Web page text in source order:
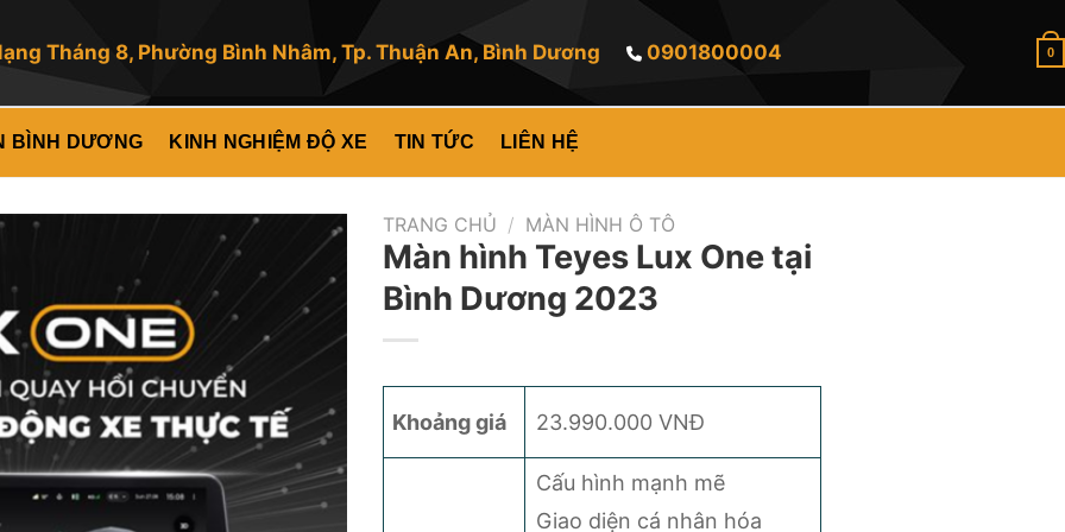
Tháng 8, Phường Bình Nhâm, Tp. Thuận An, Bình Dương 0901800004 0
BÌNH DƯƠNG KINH NGHIỆM ĐỘ XE TIN TỨC LIÊN HỆ
TRANG CHỦ / MÀN HÌNH Ô TÔ
Màn hình Teyes Lux One tại
Bình Dương 2023
Khoảng giá 23.990.000 VNĐ
Cấu hình mạnh mẽ
Giao diện cá nhân hóa